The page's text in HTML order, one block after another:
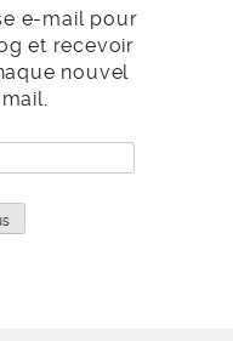
e-mail pour
et recevoir
nouvel